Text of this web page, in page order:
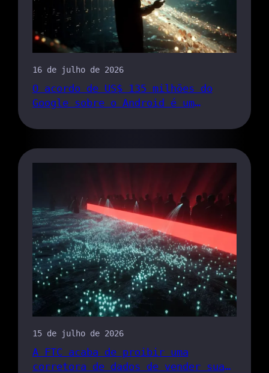
16 de julho de 2026
O acordo de US$ 135 milhões do
Google sobre o Android é um
pelo rastreamento
15 de julho de 2026
A FTC acaba de proibir uma
corretora de dados de vender sua